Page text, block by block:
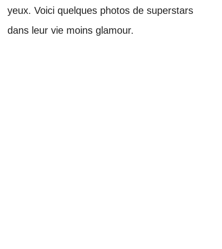
yeux. Voici quelques photos de superstars
dans leur vie moins glamour.